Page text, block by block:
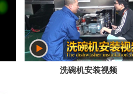
洗碗机安装视频